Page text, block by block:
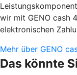
wir mit GENO cash
elektronischen
Mehr über GENO
Das könnte